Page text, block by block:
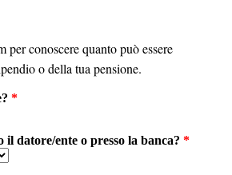
per conoscere quanto può essere
o della tua pensione.
*
il datore/ente o presso la banca? *